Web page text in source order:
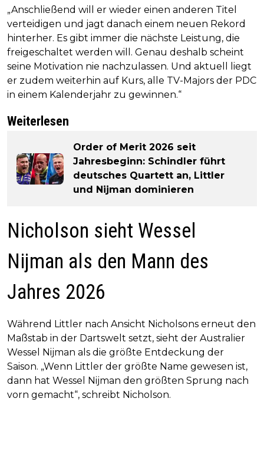
„Anschließend will er wieder einen anderen Titel
verteidigen und jagt danach einem neuen Rekord
hinterher. Es gibt immer die nächste Leistung, die
freigeschaltet werden will. Genau deshalb scheint
seine Motivation nie nachzulassen. Und aktuell liegt
er zudem weiterhin auf Kurs, alle TV-Majors der PDC
in einem Kalenderjahr zu gewinnen.“
Weiterlesen
Order of Merit 2026 seit
Jahresbeginn: Schindler führt
deutsches Quartett an, Littler
und Nijman dominieren
Nicholson sieht Wessel
Nijman als den Mann des
Jahres 2026
Während Littler nach Ansicht Nicholsons erneut den
Maßstab in der Dartswelt setzt, sieht der Australier
Wessel Nijman als die größte Entdeckung der
Saison. „Wenn Littler der größte Name gewesen ist,
dann hat Wessel Nijman den größten Sprung nach
vorn gemacht“, schreibt Nicholson.